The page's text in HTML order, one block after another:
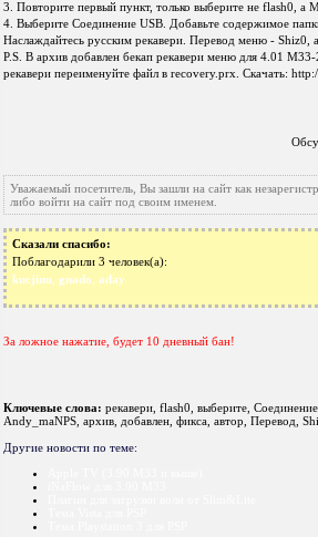
Oleg007: а обьясни как пандорить?
23:25:15
Oleg007: неа дорогие)
3. Повторите первый пункт, только выберите не flash0, а
4. Выберите Соединение USB. Добавьте содержимое
Наслаждайтесь русским рекавери. Перевод меню - Shiz0,
P.S. В архив добавлен бекап рекавери меню для 4.01
рекавери переименуйте файл в recovery.prx. Скачать:
Уважаемый посетитель, Вы зашли на сайт как
либо войти на сайт под своим именем.
Сказали спасибо:
Поблагодарили 3 человек(а):
kucjiuu gnado aday
За ложное нажатие, будет 10 дневный бан!
Ключевые слова: рекавери, flash0, выберите,
Andy_maNPS, архив, добавлен, фикса, автор,
Другие новости по теме: